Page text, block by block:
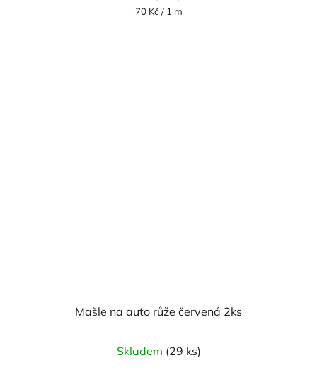
Měrná
70 Kč / 1 m
Mašle na auto růže červená 2ks
Skladem (29 ks)